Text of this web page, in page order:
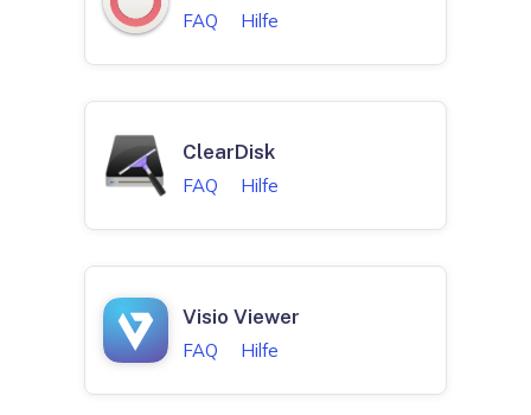
FAQ Hilfe
ClearDisk
FAQ Hilfe
Visio Viewer
FAQ Hilfe